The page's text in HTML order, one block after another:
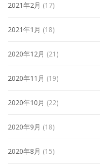
2021年2月 (17)
2021年1月 (18)
2020年12月 (21)
2020年11月 (19)
2020年10月 (22)
2020年9月 (18)
2020年8月 (15)